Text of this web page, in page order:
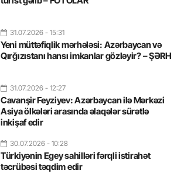
31.07.2026 - 15:31
Yeni müttəfiqlik mərhələsi: Azərbaycan və
Qırğızıstanı hansı imkanlar gözləyir? – ŞƏRH
31.07.2026 - 12:27
Cavanşir Feyziyev: Azərbaycan ilə Mərkəzi
Asiya ölkələri arasında əlaqələr sürətlə
inkişaf edir
30.07.2026 - 10:28
Türkiyənin Egey sahilləri fərqli istirahət
təcrübəsi təqdim edir